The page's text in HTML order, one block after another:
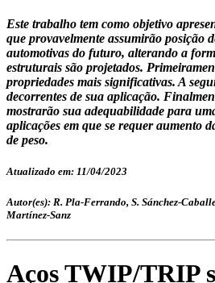
Este trabalho tem como objetivo
que provavelmente assumirão posição
automotivas do futuro, alterando a
estruturais são projetados.
propriedades mais significativas. A
decorrentes de sua aplicação.
mostrarão sua adequabilidade para
aplicações em que se requer aumento
de peso.
Atualizado em: 11/04/2023
Autor(es): R. Pla-Ferrando, S. Sánchez-
Martínez-Sanz
Aços TWIP/TRIP